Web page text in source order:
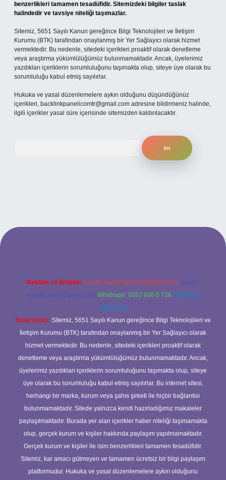
benzerlikleri tamamen tesadüfidir. Sitemizdeki bilgiler taslak
halindedir ve tavsiye niteliği taşımazlar.
Sitemiz, 5651 Sayılı Kanun gereğince Bilgi Teknolojileri ve İletişim
Kurumu (BTK) tarafından onaylanmış bir Yer Sağlayıcı olarak hizmet
vermektedir. Bu nedenle, sitedeki içerikleri proaktif olarak denetleme
veya araştırma yükümlülüğümüz bulunmamaktadır. Ancak, üyelerimiz
yazdıkları içeriklerin sorumluluğunu taşımakta olup, siteye üye olarak bu
sorumluluğu kabul etmiş sayılırlar.
Hukuka ve yasal düzenlemelere aykırı olduğunu düşündüğünüz
içerikleri, backlinkpanelicomtr@gmail.com adresine bildirmeniz halinde,
ilgili içerikler yasal süre içerisinde sitemizden kaldırılacaktır.
Reklam ve İletişim: E-mail: backlinkpaneli@gmail.com Teams:
forumhizmeti@gmail.com Whatsapp: 0262 606 0 726 Telegram:
@karabul
Yasal Uyarı: Sitemiz, 5651 Sayılı Kanun gereğince Bilgi Teknolojileri ve
İletişim Kurumu (BTK) tarafından onaylanmış bir Yer Sağlayıcı olarak
hizmet vermektedir. Bu nedenle, sitedeki içerikleri proaktif olarak
denetleme veya araştırma yükümlülüğümüz bulunmamaktadır. Ancak,
üyelerimiz yazdıkları içeriklerin sorumluluğunu taşımakta olup, siteye
üye olarak bu sorumluluğu kabul etmiş sayılırlar. Bu internet sitesi,
herhangi bir marka, kurum veya şahıs şirketi ile hiçbir bağlantısı
bulunmamaktadır. Sitede yalnızca kendi hazırladığımız makaleler
paylaşılmaktadır. Burada yer alan içerikler haber niteliği taşımamakta
olup, gerçek kurum ve kişiler hakkında paylaşım yapılmamaktadır.
Gerçek kurum ve kişiler ile isim benzerlikleri tamamen tesadüfidir.
Sitemiz, kar amacı gütmeyen ve tamamen ücretsiz bir bilgi paylaşım
platformudur. Hukuka ve yasal düzenlemelere aykırı olduğunu